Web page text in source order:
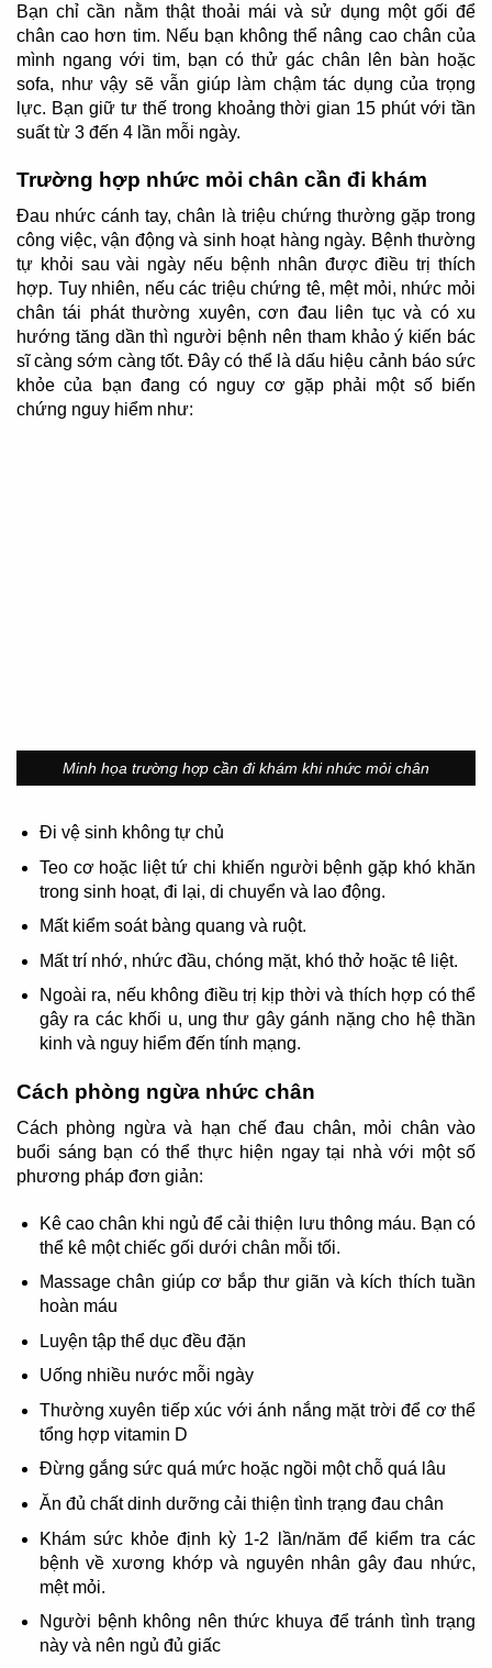
Bạn chỉ cần nằm thật thoải mái và sử dụng một gối để
chân cao hơn tim. Nếu bạn không thể nâng cao chân của
mình ngang với tim, bạn có thử gác chân lên bàn hoặc
sofa, như vậy sẽ vẫn giúp làm chậm tác dụng của trọng
lực. Bạn giữ tư thế trong khoảng thời gian 15 phút với tần
suất từ 3 đến 4 lần mỗi ngày.
Trường hợp nhức mỏi chân cần đi khám
Đau nhức cánh tay, chân là triệu chứng thường gặp trong
công việc, vận động và sinh hoạt hàng ngày. Bệnh thường
tự khỏi sau vài ngày nếu bệnh nhân được điều trị thích
hợp. Tuy nhiên, nếu các triệu chứng tê, mệt mỏi, nhức mỏi
chân tái phát thường xuyên, cơn đau liên tục và có xu
hướng tăng dần thì người bệnh nên tham khảo ý kiến ​​bác
sĩ càng sớm càng tốt. Đây có thể là dấu hiệu cảnh báo sức
khỏe của bạn đang có nguy cơ gặp phải một số biến
chứng nguy hiểm như:
Minh họa trường hợp cần đi khám khi nhức mỏi chân
Đi vệ sinh không tự chủ
Teo cơ hoặc liệt tứ chi khiến người bệnh gặp khó khăn
trong sinh hoạt, đi lại, di chuyển và lao động.
Mất kiểm soát bàng quang và ruột.
Mất trí nhớ, nhức đầu, chóng mặt, khó thở hoặc tê liệt.
Ngoài ra, nếu không điều trị kịp thời và thích hợp có thể
gây ra các khối u, ung thư gây gánh nặng cho hệ thần
kinh và nguy hiểm đến tính mạng.
Cách phòng ngừa nhức chân
Cách phòng ngừa và hạn chế đau chân, mỏi chân vào
buổi sáng bạn có thể thực hiện ngay tại nhà với một số
phương pháp đơn giản:
Kê cao chân khi ngủ để cải thiện lưu thông máu. Bạn có
thể kê một chiếc gối dưới chân mỗi tối.
Massage chân giúp cơ bắp thư giãn và kích thích tuần
hoàn máu
Luyện tập thể dục đều đặn
Uống nhiều nước mỗi ngày
Thường xuyên tiếp xúc với ánh nắng mặt trời để cơ thể
tổng hợp vitamin D
Đừng gắng sức quá mức hoặc ngồi một chỗ quá lâu
Ăn đủ chất dinh dưỡng cải thiện tình trạng đau chân
Khám sức khỏe định kỳ 1-2 lần/năm để kiểm tra các
bệnh về xương khớp và nguyên nhân gây đau nhức,
mệt mỏi.
Người bệnh không nên thức khuya để tránh tình trạng
này và nên ngủ đủ giấc